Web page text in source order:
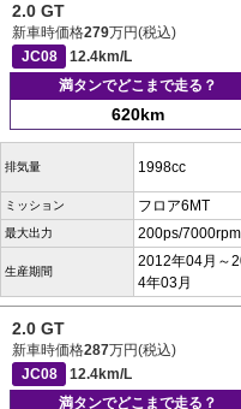
2.0 GT
新車時価格279万円(税込)
JC08
12.4km/L
満タンでどこまで走る？
620km
排気量 1998cc
ミッション フロア6MT
最大出力 200ps/7000rpm
生産期間
2012年04月～
4年03月
2.0 GT
新車時価格287万円(税込)
JC08
12.4km/L
満タンでどこまで走る？